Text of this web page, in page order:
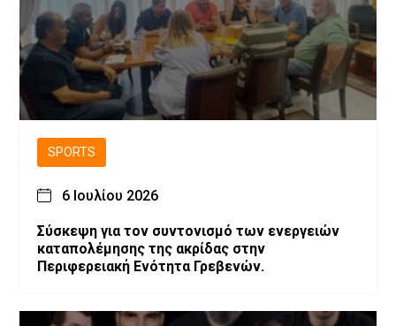
SPORTS
6 Ιουλίου 2026
Σύσκεψη για τον συντονισμό των ενεργειών
καταπολέμησης της ακρίδας στην
Περιφερειακή Ενότητα Γρεβενών.